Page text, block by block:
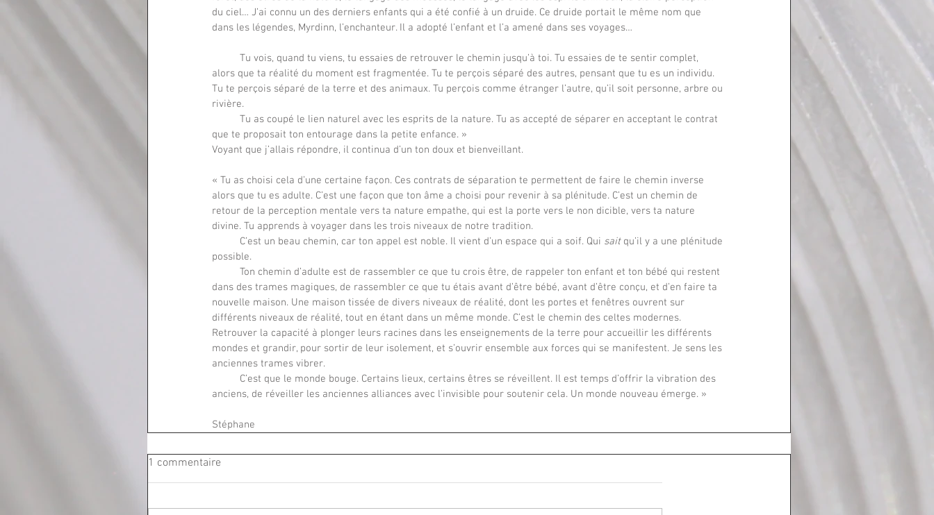
du ciel… J’ai connu un des derniers enfants qui a été confié à un druide. Ce druide portait le même nom que
dans les légendes, Myrdinn, l’enchanteur. Il a adopté l’enfant et l’a amené dans ses voyages…
alors que ta réalité du moment est fragmentée. Tu te perçois séparé des autres, pensant que tu es un individu.
Tu te perçois séparé de la terre et des animaux. Tu perçois comme étranger l’autre, qu’il soit personne, arbre ou
rivière.
que te proposait ton entourage dans la petite enfance. »
Voyant que j’allais répondre, il continua d’un ton doux et bienveillant.
« Tu as choisi cela d’une certaine façon. Ces contrats de séparation te permettent de faire le chemin inverse
alors que tu es adulte. C’est une façon que ton âme a choisi pour revenir à sa plénitude. C’est un chemin de
retour de la perception mentale vers ta nature empathe, qui est la porte vers le non dicible, vers ta nature
divine. Tu apprends à voyager dans les trois niveaux de notre tradition.
	C’est un beau chemin, car ton appel est noble. Il vient d’un espace qui a soif. Qui
sait qu’il y a une plénitude
possible.
dans des trames magiques, de rassembler ce que tu étais avant d’être bébé, avant d’être conçu, et d’en faire ta
nouvelle maison. Une maison tissée de divers niveaux de réalité, dont les portes et fenêtres ouvrent sur
différents niveaux de réalité, tout en étant dans un même monde. C’est le chemin des celtes modernes.
Retrouver la capacité à plonger leurs racines dans les enseignements de la terre pour accueillir les différents
mondes et grandir, pour sortir de leur isolement, et s’ouvrir ensemble aux forces qui se manifestent. Je sens les
anciens, de réveiller les anciennes alliances avec l’invisible pour soutenir cela. Un monde nouveau émerge. »
Stéphane
1 commentaire